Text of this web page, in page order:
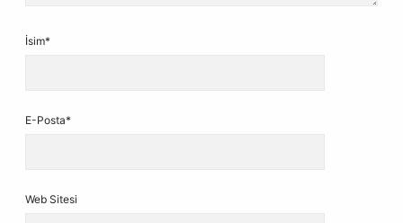
İsim*
E-Posta*
Web Sitesi